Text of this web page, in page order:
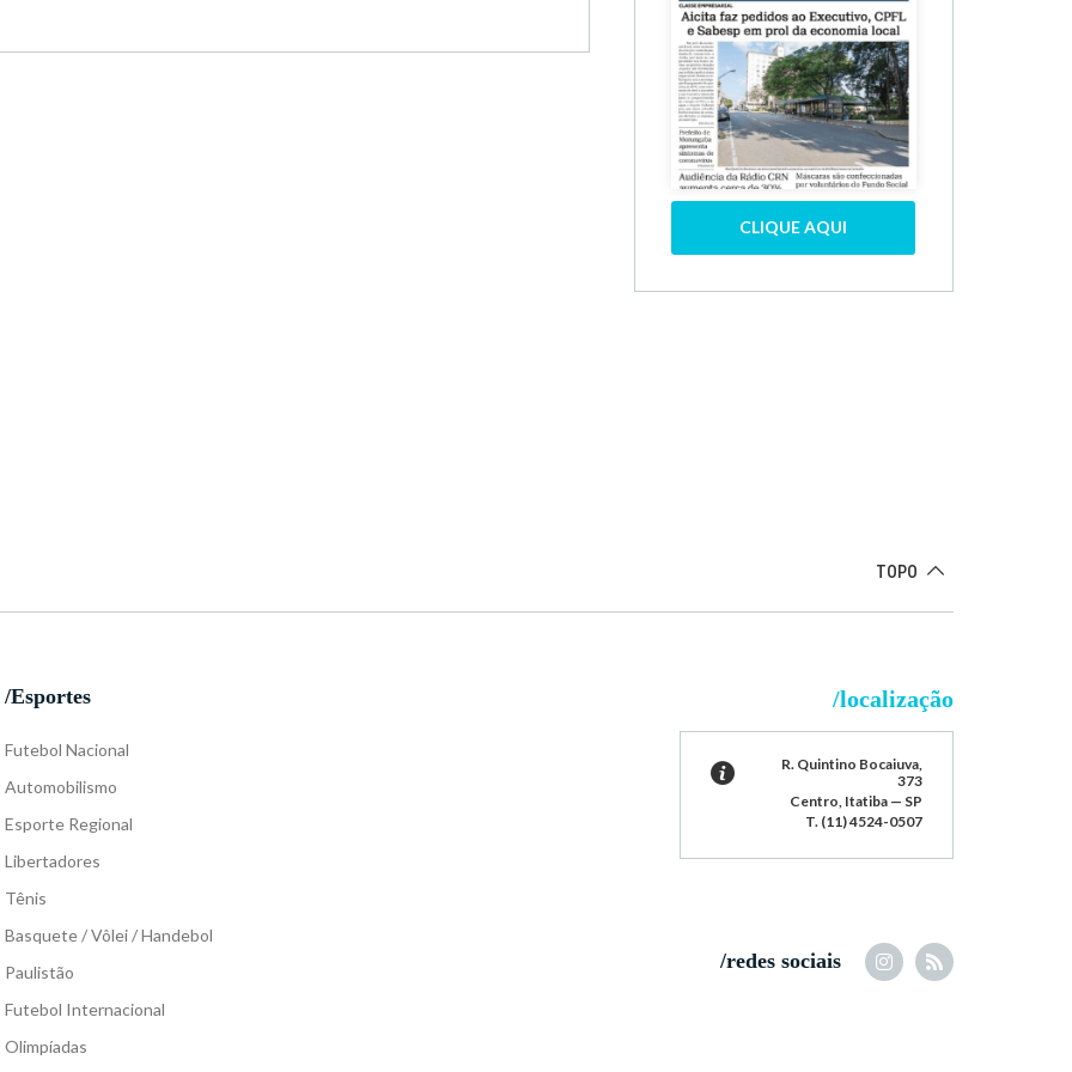
CLIQUE AQUI
TOPO
/Esportes
Futebol Nacional
Automobilismo
Esporte Regional
Libertadores
Tênis
Basquete / Vôlei / Handebol
Paulistão
Futebol Internacional
Olimpíadas
/localização
R. Quintino Bocaiuva,
373
Centro, Itatiba — SP
T. (11) 4524-0507
/redes sociais